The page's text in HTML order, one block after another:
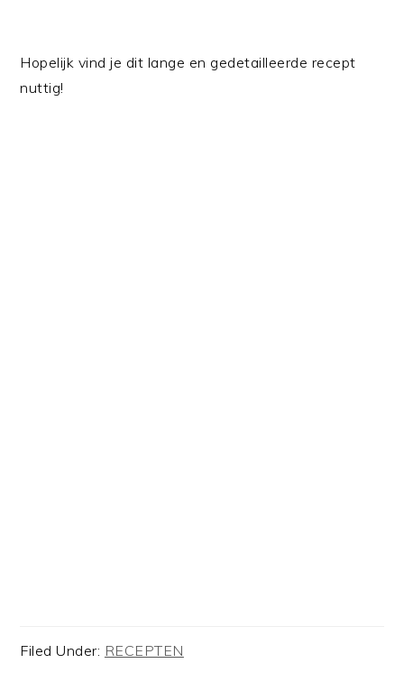
Hopelijk vind je dit lange en gedetailleerde recept
nuttig!
Filed Under: RECEPTEN